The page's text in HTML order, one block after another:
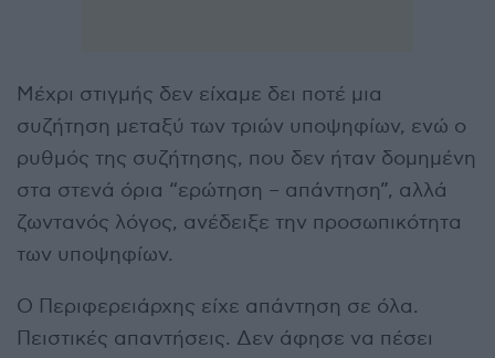
Μέχρι στιγμής δεν είχαμε δει ποτέ μια
συζήτηση μεταξύ των τριών υποψηφίων, ενώ ο
ρυθμός της συζήτησης, που δεν ήταν δομημένη
στα στενά όρια “ερώτηση – απάντηση”, αλλά
ζωντανός λόγος, ανέδειξε την προσωπικότητα
των υποψηφίων.
Ο Περιφερειάρχης είχε απάντηση σε όλα.
Πειστικές απαντήσεις. Δεν άφησε να πέσει